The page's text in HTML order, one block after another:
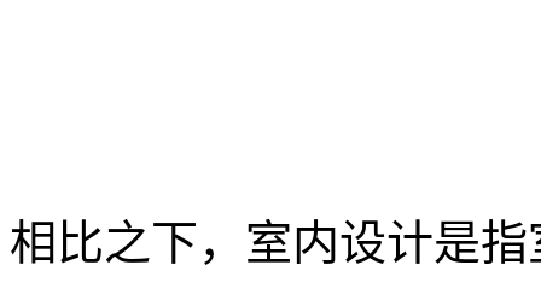
相比之下，室内设计是